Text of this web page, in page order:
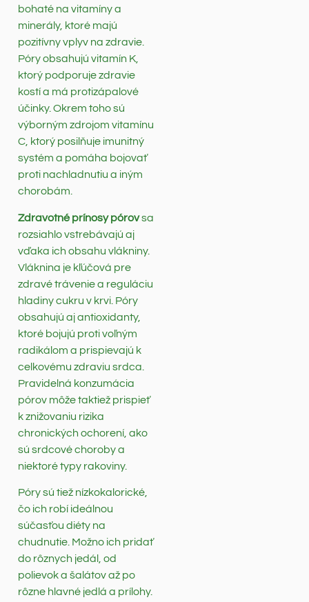
bohaté na vitamíny a
minerály, ktoré majú
pozitívny vplyv na zdravie.
Póry obsahujú vitamín K,
ktorý podporuje zdravie
kostí a má protizápalové
účinky. Okrem toho sú
výborným zdrojom vitamínu
C, ktorý posilňuje imunitný
systém a pomáha bojovať
proti nachladnutiu a iným
chorobám.
Zdravotné prínosy pórovsa
rozsiahlo vstrebávajú aj
vďaka ich obsahu vlákniny.
Vláknina je kľúčová pre
zdravé trávenie a reguláciu
hladiny cukru v krvi. Póry
obsahujú aj antioxidanty,
ktoré bojujú proti voľným
radikálom a prispievajú k
celkovému zdraviu srdca.
Pravidelná konzumácia
pórov môže taktiež prispieť
k znižovaniu rizika
chronických ochorení, ako
sú srdcové choroby a
niektoré typy rakoviny.
Póry sú tiež nízkokalorické,
čo ich robí ideálnou
súčasťou diéty na
chudnutie. Možno ich pridať
do rôznych jedál, od
polievok a šalátov až po
rôzne hlavné jedlá a prílohy.